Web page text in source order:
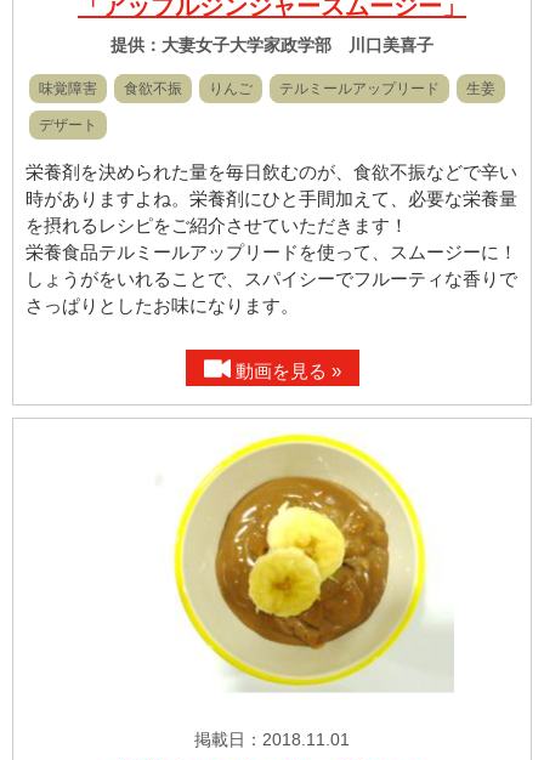
「アップルジンジャースムージー」
提供：大妻女子大学家政学部 川口美喜子
味覚障害 食欲不振 りんご テルミールアップリード 生姜
デザート
栄養剤を決められた量を毎日飲むのが、食欲不振などで辛い
時がありますよね。栄養剤にひと手間加えて、必要な栄養量
を摂れるレシピをご紹介させていただきます！
栄養食品テルミールアップリードを使って、スムージーに！
しょうがをいれることで、スパイシーでフルーティな香りで
さっぱりとしたお味になります。
動画を見る »
掲載日：2018.11.01